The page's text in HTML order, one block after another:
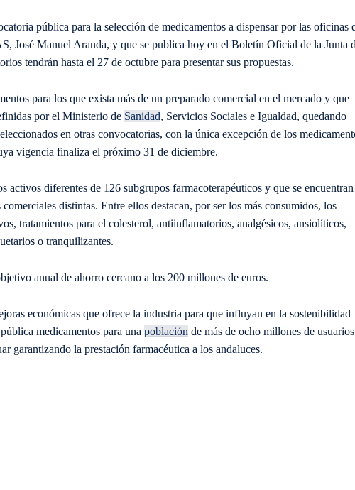
pública para la selección de medicamentos a dispensar por las oficinas
José Manuel Aranda, y que se publica hoy en el Boletín Oficial de la Junta
tendrán hasta el 27 de octubre para presentar sus propuestas.
para los que exista más de un preparado comercial en el mercado y que
por el Ministerio de Sanidad, Servicios Sociales e Igualdad, quedando
en otras convocatorias, con la única excepción de los
vigencia finaliza el próximo 31 de diciembre.
diferentes de 126 subgrupos farmacoterapéuticos y que se encuentran
distintas. Entre ellos destacan, por ser los más consumidos, los
tratamientos para el colesterol, antiinflamatorios, analgésicos, ansiolíticos,
o tranquilizantes.
anual de ahorro cercano a los 200 millones de euros.
económicas que ofrece la industria para que influyan en la sostenibilidad
medicamentos para una población de más de ocho millones de usuarios
garantizando la prestación farmacéutica a los andaluces.